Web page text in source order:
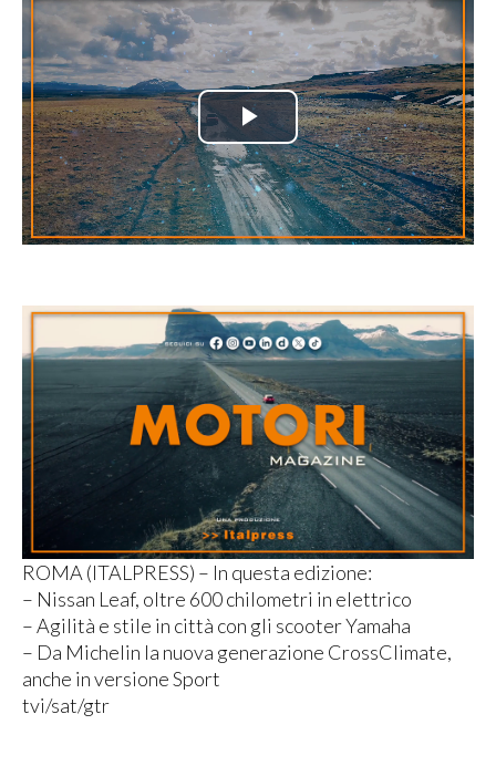
Play
Video
ROMA (ITALPRESS) – In questa edizione:
– Nissan Leaf, oltre 600 chilometri in elettrico
– Agilità e stile in città con gli scooter Yamaha
– Da Michelin la nuova generazione CrossClimate,
anche in versione Sport
tvi/sat/gtr